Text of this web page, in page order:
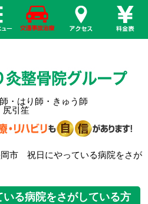
・はり師・きゅう師
尻引笙
市 祝日にやっている病院をさが
る病院をさがしている方